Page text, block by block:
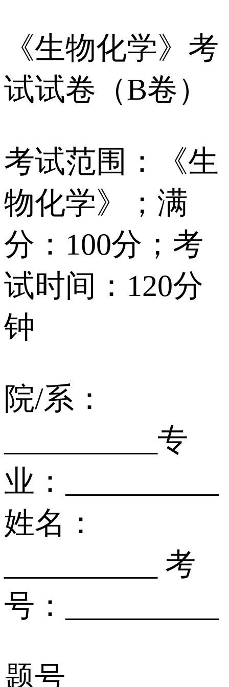
《生物化学》考
试试卷（B卷）
考试范围：《生
物化学》；满
分：100分；考
试时间：120分
钟
院/系：
__________专
业：__________
姓名：
__________ 考
号：__________
题号